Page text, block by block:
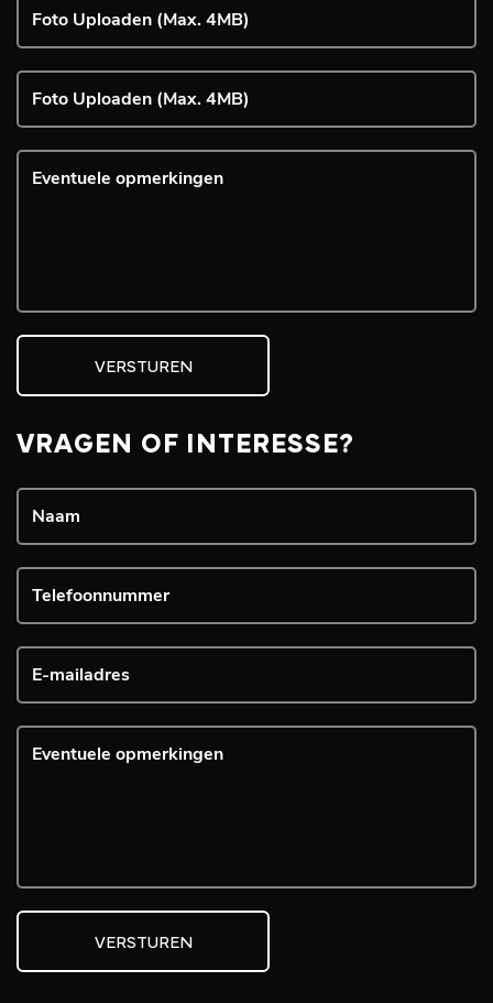
Foto Uploaden (Max. 4MB)
Foto Uploaden (Max. 4MB)
VERSTUREN
VRAGEN OF INTERESSE?
VERSTUREN